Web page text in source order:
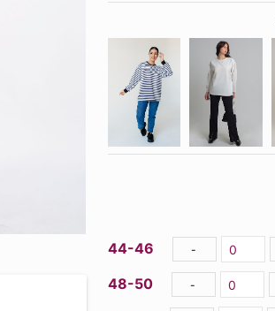
44-46 -
48-50 -